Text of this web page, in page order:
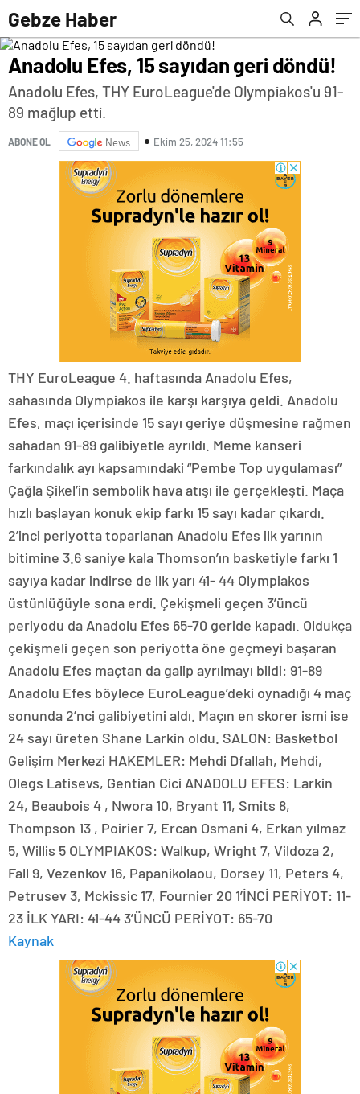
Gebze Haber
Anadolu Efes, 15 sayıdan geri döndü!
Anadolu Efes, THY EuroLeague'de Olympiakos'u 91-
89 mağlup etti.
ABONE OL News Ekim 25, 2024 11:55
THY EuroLeague 4. haftasında Anadolu Efes,
sahasında Olympiakos ile karşı karşıya geldi. Anadolu
Efes, maçı içerisinde 15 sayı geriye düşmesine rağmen
sahadan 91-89 galibiyetle ayrıldı. Meme kanseri
farkındalık ayı kapsamındaki “Pembe Top uygulaması”
Çağla Şikel’in sembolik hava atışı ile gerçekleşti. Maça
hızlı başlayan konuk ekip farkı 15 sayı kadar çıkardı.
2’inci periyotta toparlanan Anadolu Efes ilk yarının
bitimine 3.6 saniye kala Thomson’ın basketiyle farkı 1
sayıya kadar indirse de ilk yarı 41- 44 Olympiakos
üstünlüğüyle sona erdi. Çekişmeli geçen 3’üncü
periyodu da Anadolu Efes 65-70 geride kapadı. Oldukça
çekişmeli geçen son periyotta öne geçmeyi başaran
Anadolu Efes maçtan da galip ayrılmayı bildi: 91-89
Anadolu Efes böylece EuroLeague’deki oynadığı 4 maç
sonunda 2’nci galibiyetini aldı. Maçın en skorer ismi ise
24 sayı üreten Shane Larkin oldu. SALON: Basketbol
Gelişim Merkezi HAKEMLER: Mehdi Dfallah, Mehdi,
Olegs Latisevs, Gentian Cici ANADOLU EFES: Larkin
24, Beaubois 4 , Nwora 10, Bryant 11, Smits 8,
Thompson 13 , Poirier 7, Ercan Osmani 4, Erkan yılmaz
5, Willis 5 OLYMPIAKOS: Walkup, Wright 7, Vildoza 2,
Fall 9, Vezenkov 16, Papanikolaou, Dorsey 11, Peters 4,
Petrusev 3, Mckissic 17, Fournier 20 1’İNCİ PERİYOT: 11-
23 İLK YARI: 41-44 3’ÜNCÜ PERİYOT: 65-70
Kaynak